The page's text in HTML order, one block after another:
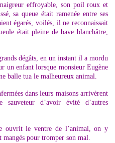
effroyable, son poil roux et
sa queue était ramenée entre ses
égarés, voilés, il ne reconnaissait
était pleine de bave blanchâtre,
dégâts, en un instant il a mordu
un enfant lorsque monsieur Eugène
balle tua le malheureux animal.
dans leurs maisons arrivèrent
d’avoir évité d’autres
ouvrit le ventre de l’animal, on y
pour tromper son mal.